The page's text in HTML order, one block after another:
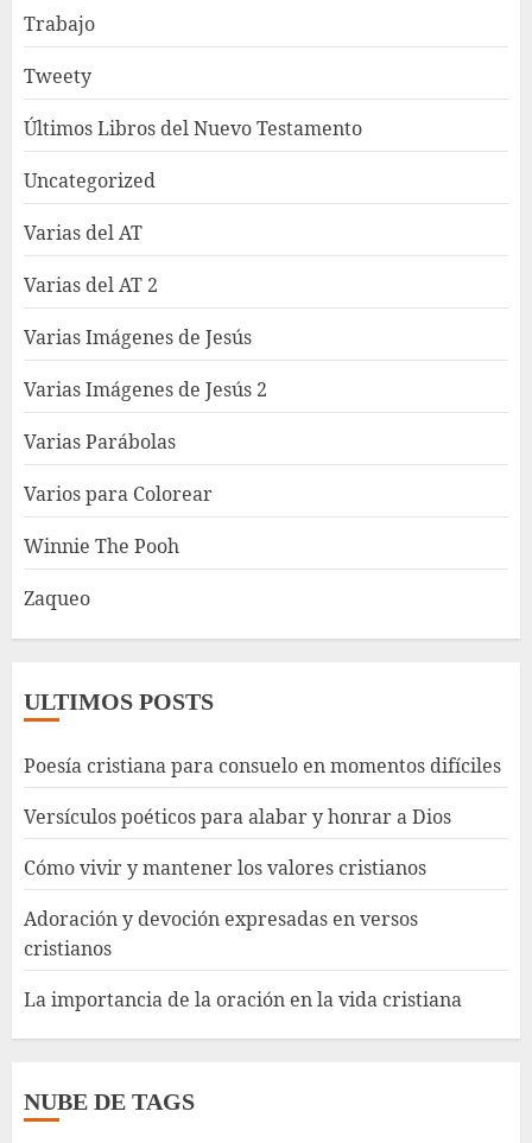
Trabajo
Tweety
Últimos Libros del Nuevo Testamento
Uncategorized
Varias del AT
Varias del AT 2
Varias Imágenes de Jesús
Varias Imágenes de Jesús 2
Varias Parábolas
Varios para Colorear
Winnie The Pooh
Zaqueo
ULTIMOS POSTS
Poesía cristiana para consuelo en momentos difíciles
Versículos poéticos para alabar y honrar a Dios
Cómo vivir y mantener los valores cristianos
Adoración y devoción expresadas en versos
cristianos
La importancia de la oración en la vida cristiana
NUBE DE TAGS